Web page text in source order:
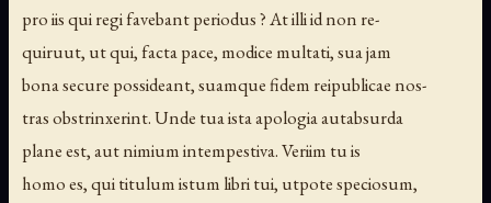
pro iis qui regi favebant periodus ? At illi id non re-
quiruut, ut qui, facta pace, modice multati, sua jam
bona secure possideant, suamque fidem reipublicae nos-
tras obstrinxerint. Unde tua ista apologia autabsurda
plane est, aut nimium intempestiva. Veriim tu is
homo es, qui titulum istum libri tui, utpote speciosum,